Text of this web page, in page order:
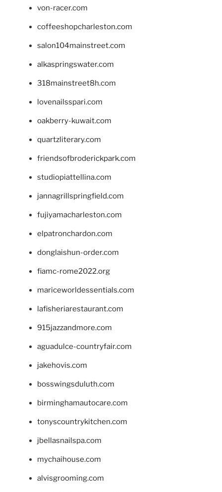
von-racer.com
coffeeshopcharleston.com
salon104mainstreet.com
alkaspringswater.com
318mainstreet8h.com
lovenailsspari.com
oakberry-kuwait.com
quartzliterary.com
friendsofbroderickpark.com
studiopiattellina.com
jannagrillspringfield.com
fujiyamacharleston.com
elpatronchardon.com
donglaishun-order.com
fiamc-rome2022.org
mariceworldessentials.com
lafisheriarestaurant.com
915jazzandmore.com
aguadulce-countryfair.com
jakehovis.com
bosswingsduluth.com
birminghamautocare.com
tonyscountrykitchen.com
jbellasnailspa.com
mychaihouse.com
alvisgrooming.com